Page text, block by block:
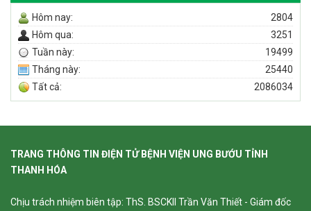
Hôm nay:
2804
Hôm qua:
3251
Tuần này:
19499
Tháng này:
25440
Tất cả:
2086034
TRANG THÔNG TIN ĐIỆN TỬ BỆNH VIỆN UNG BƯỚU TỈNH
THANH HÓA
Chịu trách nhiệm biên tập: ThS. BSCKII Trần Văn Thiết - Giám đốc